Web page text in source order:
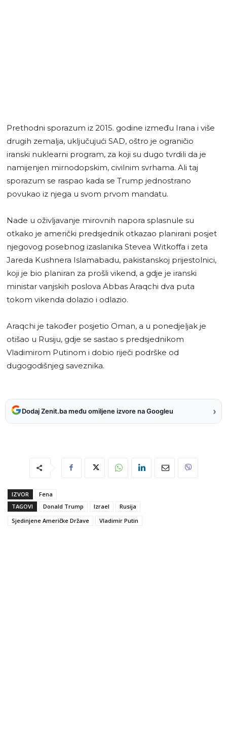
Prethodni sporazum iz 2015. godine između Irana i više
drugih zemalja, uključujući SAD, oštro je ograničio
iranski nuklearni program, za koji su dugo tvrdili da je
namijenjen mirnodopskim, civilnim svrhama. Ali taj
sporazum se raspao kada se Trump jednostrano
povukao iz njega u svom prvom mandatu.
Nade u oživljavanje mirovnih napora splasnule su
otkako je američki predsjednik otkazao planirani posjet
njegovog posebnog izaslanika Stevea Witkoffa i zeta
Jareda Kushnera Islamabadu, pakistanskoj prijestolnici,
koji je bio planiran za prošli vikend, a gdje je iranski
ministar vanjskih poslova Abbas Araqchi dva puta
tokom vikenda dolazio i odlazio.
Araqchi je također posjetio Oman, a u ponedjeljak je
otišao u Rusiju, gdje se sastao s predsjednikom
Vladimirom Putinom i dobio riječi podrške od
dugogodišnjeg saveznika.
Dodaj Zenit.ba među omiljene izvore na Googleu ›
IZVOR
Fena
TAGOVI
Donald Trump Izrael
Rusija
Sjedinjene Američke Države
Vladimir Putin